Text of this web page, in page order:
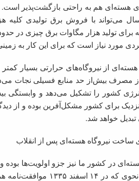
هسته‌ای هم به راحتی بازگشت‌پذیر است.
هسته‌ای در کمتر از ۶ سال می‌تواند با فروش برق
از نیروگاه‌های حرارتی بسیار
مصرف بیش‌از حد منابع فسیلی نجات
انرژی کشور را تشکیل می‌دهد و وابستگی
برای کشور مشکل‌آفرین بوده و از
خواهد شد.
نیروگاه هسته‌ای پس از انقلاب
در کشور ما نیز جزو اولویت‌ها بوده
انقلاب اسلامی آغاز شده است،